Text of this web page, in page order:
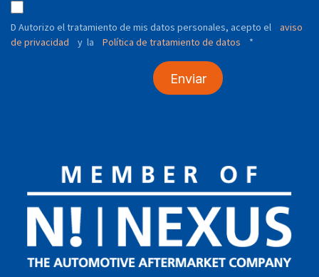
D Autorizo ​​el tratamiento de mis datos personales, acepto el
aviso
de privacidad
y la Política de tratamiento de datos *
Enviar